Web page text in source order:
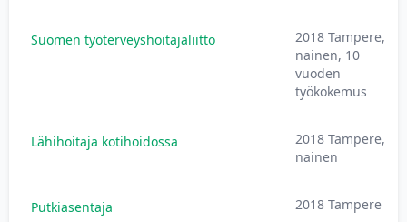
Suomen työterveyshoitajaliitto
2018 Tampere,
nainen, 10
vuoden
työkokemus
Lähihoitaja kotihoidossa
2018 Tampere,
nainen
Putkiasentaja 2018 Tampere